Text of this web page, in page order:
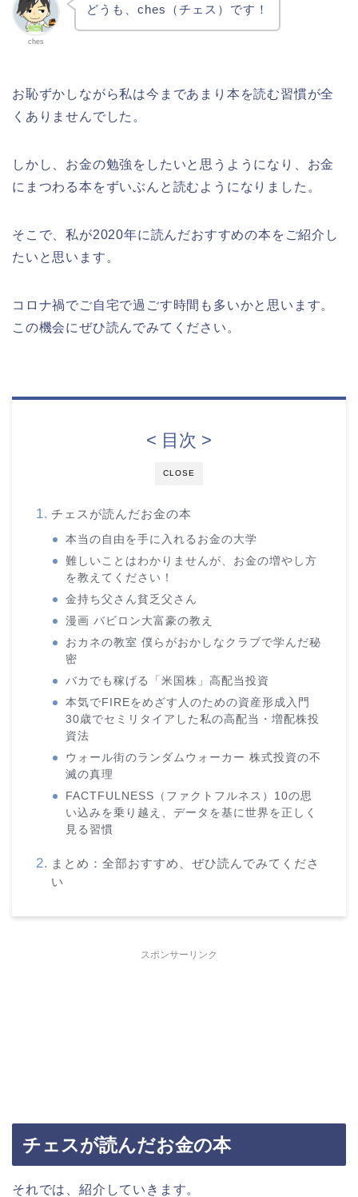
ches
どうも、ches（チェス）です！
お恥ずかしながら私は今まであまり本を読む習慣が全
くありませんでした。
しかし、お金の勉強をしたいと思うようになり、お金
にまつわる本をずいぶんと読むようになりました。
そこで、私が2020年に読んだおすすめの本をご紹介し
たいと思います。
コロナ禍でご自宅で過ごす時間も多いかと思います。
この機会にぜひ読んでみてください。
CLOSE
< 目次 >
チェスが読んだお金の本
本当の自由を手に入れるお金の大学
難しいことはわかりませんが、お金の増やし方
を教えてください！
金持ち父さん貧乏父さん
漫画 バビロン大富豪の教え
おカネの教室 僕らがおかしなクラブで学んだ秘
密
バカでも稼げる「米国株」高配当投資
本気でFIREをめざす人のための資産形成入門
30歳でセミリタイアした私の高配当・増配株投
資法
ウォール街のランダムウォーカー 株式投資の不
滅の真理
FACTFULNESS（ファクトフルネス）10の思
い込みを乗り越え、データを基に世界を正しく
見る習慣
まとめ：全部おすすめ、ぜひ読んでみてくださ
い
スポンサーリンク
チェスが読んだお金の本
それでは、紹介していきます。